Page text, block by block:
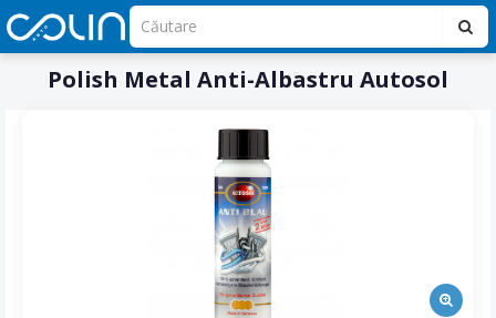
Polish Metal Anti-Albastru Autosol